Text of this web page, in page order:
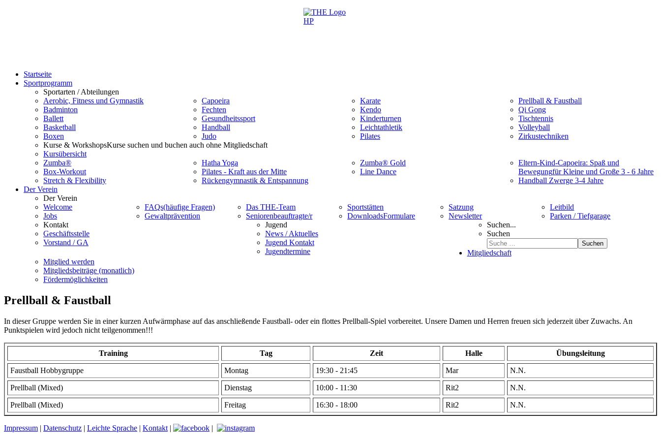
Startseite
Sportprogramm
Sportarten / Abteilungen
Aerobic, Fitness und Gymnastik
Badminton
Ballett
Basketball
Boxen
Capoeira
Fechten
Gesundheitssport
Handball
Judo
Karate
Kendo
Kinderturnen
Leichtathletik
Pilates
Prellball & Faustball
Qi Gong
Tischtennis
Volleyball
Zirkustechniken
Kurse & WorkshopsKurse suchen und buchen auch ohne Mitgliedschaft
Kursübersicht
Zumba®
Box-Workout
Stretch & Flexibility
Hatha Yoga
Pilates - Kraft aus der Mitte
Rückengymnastik & Entspannung
Zumba® Gold
Line Dance
Eltern-Kind-Capoeira: Spaß und
Bewegungfür Kleine und Große 3 - 6 Jahre
Handball Zwerge 3-4 Jahre
Der Verein
Der Verein
Welcome
FAQs(häufige Fragen) Das THE-Team Sportstätten Satzung
Leitbild
Jobs
Gewaltprävention Seniorenbeauftragte/r DownloadsFormulare Newsletter
Parken / Tiefgarage
Kontakt
Geschäftsstelle
Vorstand / GA
Jugend
News / Aktuelles
Jugend Kontakt
Jugendtermine
Suchen...
Suchen
Suchen
Mitgliedschaft
Mitglied werden
Mitgliedsbeiträge (monatlich)
Fördermöglichkeiten
Prellball & Faustball
In dieser Gruppe werden Sie in einer kurzen Aufwärmphase auf das anschließende Faustball- oder ein flottes Prellball-Spiel vorbereitet. Unsere Damen und Herren freuen sich jederzeit über Zuwachs. An
Punktspielen wird jedoch nicht teilgenommen!!!
Training Tag Zeit Halle Übungsleitung
Faustball Hobbygruppe Montag 19:30 - 21:45 Mar N.N.
Prellball (Mixed) Dienstag 10:00 - 11:30 Rit2 N.N.
Prellball (Mixed) Freitag 16:30 - 18:00 Rit2 N.N.
Impressum | Datenschutz | Leichte Sprache | Kontakt |
|